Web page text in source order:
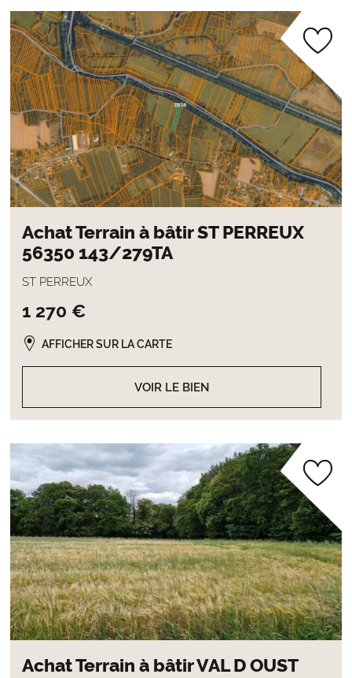
Achat Terrain à bâtir ST PERREUX
56350 143/279TA
ST PERREUX
1 270 €
VOIR LE BIEN
AFFICHER SUR LA CARTE
Achat Terrain à bâtir VAL D OUST